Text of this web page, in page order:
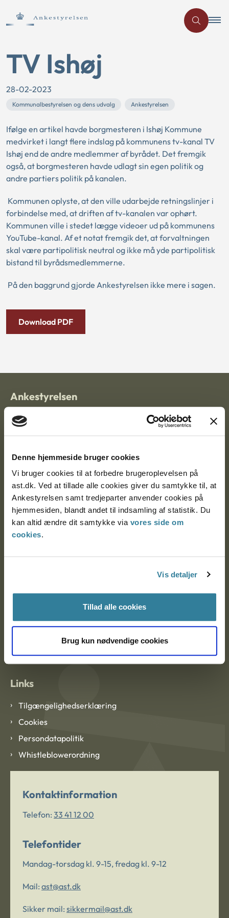
Denne hjemmeside bruger cookies
Vi bruger cookies til at forbedre brugeroplevelsen på
ast.dk. Ved at tillade alle cookies giver du samtykke til, at
Ankestyrelsen samt tredjeparter anvender cookies på
hjemmesiden, blandt andet til indsamling af statistik. Du
kan altid ændre dit samtykke via vores side om
cookies.
Vis detaljer
Tillad alle cookies
Brug kun nødvendige cookies
TV Ishøj
28-02-2023
Kommunalbestyrelsen og dens udvalg Ankestyrelsen
Ifølge en artikel havde borgmesteren i Ishøj Kommune
medvirket i langt flere indslag på kommunens tv-kanal TV
Ishøj end de andre medlemmer af byrådet. Det fremgik
også, at borgmesteren havde udlagt sin egen politik og
andre partiers politik på kanalen.
Kommunen oplyste, at den ville udarbejde retningslinjer i
forbindelse med, at driften af tv-kanalen var ophørt.
Kommunen ville i stedet lægge videoer ud på kommunens
YouTube-kanal. Af et notat fremgik det, at forvaltningen
skal være partipolitisk neutral og ikke må yde partipolitisk
bistand til byrådsmedlemmerne.
På den baggrund gjorde Ankestyrelsen ikke mere i sagen.
Download PDF
Ankestyrelsen
Postadresse:
Nytorv 7, 2. sal
Ankestyrelsen Aalborg
Ankestyrelsen København
Om Ankestyrelsen
Links
Tilgængelighedserklæring
Cookies
Persondatapolitik
Whistleblowerordning
Kontaktinformation
Telefon: 33 41 12 00
Telefontider
Mandag-torsdag kl. 9-15, fredag kl. 9-12
Mail: ast@ast.dk
Sikker mail: sikkermail@ast.dk